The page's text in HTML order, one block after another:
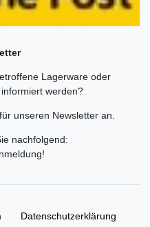
Lagerware oder
werden?
unseren Newsletter an.
nachfolgend:
!
Daten­schutz­erklärung